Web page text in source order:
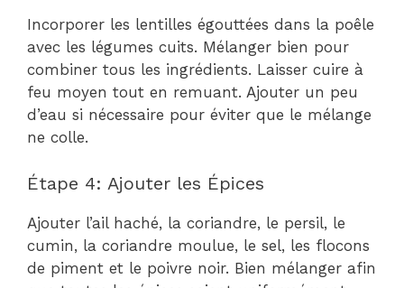
Incorporer les lentilles égouttées dans la poêle
avec les légumes cuits. Mélanger bien pour
combiner tous les ingrédients. Laisser cuire à
feu moyen tout en remuant. Ajouter un peu
d’eau si nécessaire pour éviter que le mélange
ne colle.
Étape 4: Ajouter les Épices
Ajouter l’ail haché, la coriandre, le persil, le
cumin, la coriandre moulue, le sel, les flocons
de piment et le poivre noir. Bien mélanger afin